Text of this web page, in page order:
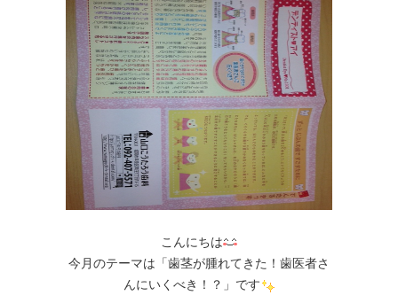
こんにちは
今月のテーマは「歯茎が腫れてきた！歯医者さ
んにいくべき！？」です